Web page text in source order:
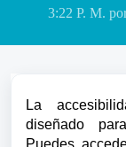
3:22 P. M.
La
diseñado
Puedes